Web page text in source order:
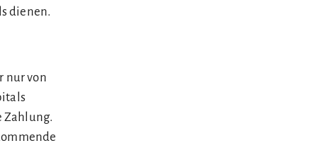
dienen.
nur von
Zahlung.